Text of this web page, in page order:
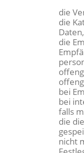
die
die
die
bei
bei
falls
die
nicht